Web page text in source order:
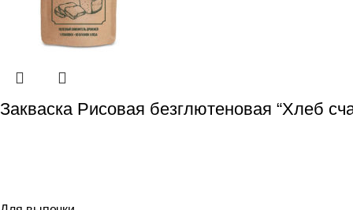
Закваска Рисовая безглютеновая “Хлеб